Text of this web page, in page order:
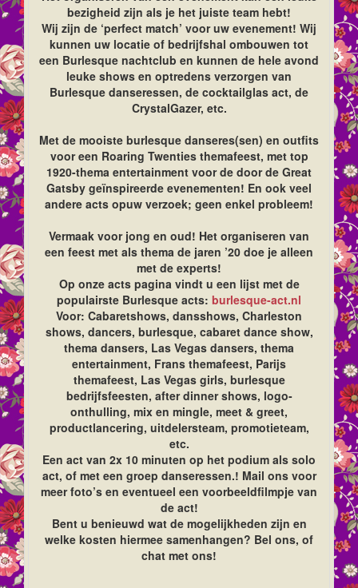
bezigheid zijn als je het juiste team hebt!
Wij zijn de ‘perfect match’ voor uw evenement! Wij
kunnen uw locatie of bedrijfshal ombouwen tot
een Burlesque nachtclub en kunnen de hele avond
leuke shows en optredens verzorgen van
Burlesque danseressen, de cocktailglas act, de
CrystalGazer, etc.
Met de mooiste burlesque danseres(sen) en outfits
voor een Roaring Twenties themafeest, met top
1920-thema entertainment voor de door de Great
Gatsby geïnspireerde evenementen! En ook veel
andere acts opuw verzoek; geen enkel probleem!
Vermaak voor jong en oud! Het organiseren van
een feest met als thema de jaren ’20 doe je alleen
met de experts!
Op onze acts pagina vindt u een lijst met de
populairste Burlesque acts: burlesque-act.nl
Voor: Cabaretshows, dansshows, Charleston
shows, dancers, burlesque, cabaret dance show,
thema dansers, Las Vegas dansers, thema
entertainment, Frans themafeest, Parijs
themafeest, Las Vegas girls, burlesque
bedrijfsfeesten, after dinner shows, logo-
onthulling, mix en mingle, meet & greet,
productlancering, uitdelersteam, promotieteam,
etc.
Een act van 2x 10 minuten op het podium als solo
act, of met een groep danseressen.! Mail ons voor
meer foto’s en eventueel een voorbeeldfilmpje van
de act!
Bent u benieuwd wat de mogelijkheden zijn en
welke kosten hiermee samenhangen? Bel ons, of
chat met ons!